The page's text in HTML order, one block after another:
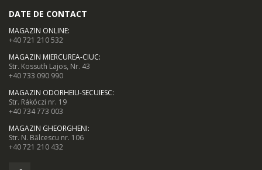
Pentru un barbierit cat mai eficient, Remington vine in ajutorul
perfect prin actiunea taieturilor duble.
DATE DE CONTACT
MAGAZIN ONLINE:
+40 721 210 532
MAGAZIN MIERCUREA-CIUC:
Str. Kossuth Lajos, Nr. 43
+40 733 090 990
MAGAZIN ODORHEIU-SECUIESC:
Str. Rákóczi nr. 19
+40 734 773 003
MAGAZIN GHEORGHENI:
Str. N. Bălcescu nr. 106
+40 721 210 432